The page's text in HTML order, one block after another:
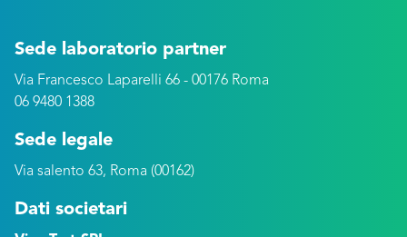
Sede laboratorio partner
Via Francesco Laparelli 66 - 00176 Roma
06 9480 1388
Sede legale
Via salento 63, Roma (00162)
Dati societari